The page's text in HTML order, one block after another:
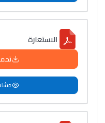
دليل المهن
ما يزيد عن 149 مهنة
دليل التوجيه
التوجيه بالثانوي و الإعدادي
الاستعارة